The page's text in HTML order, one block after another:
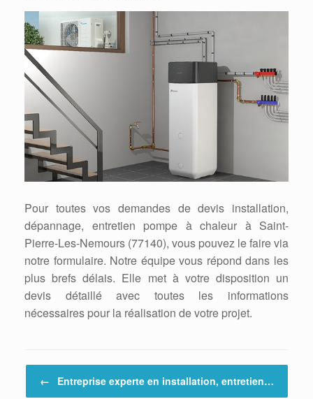
Pour toutes vos demandes de devis installation,
dépannage, entretien pompe à chaleur à Saint-
Pierre-Les-Nemours (77140), vous pouvez le faire via
notre formulaire. Notre équipe vous répond dans les
plus brefs délais. Elle met à votre disposition un
devis détaillé avec toutes les informations
nécessaires pour la réalisation de votre projet.
← Entreprise experte en installation, entretien…